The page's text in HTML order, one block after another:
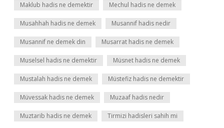
Maklub hadis ne demektir Mechul hadis ne demek
Musahhah hadis ne demek Musannif hadis nedir
Musannif ne demek din Musarrat hadis ne demek
Muselsel hadis ne demektir Müsnet hadis ne demek
Mustalah hadis ne demek Müstefiz hadis ne demektir
Müvessak hadis ne demek Muzaaf hadis nedir
Muztarib hadis ne demek Tirmizi hadisleri sahih mi